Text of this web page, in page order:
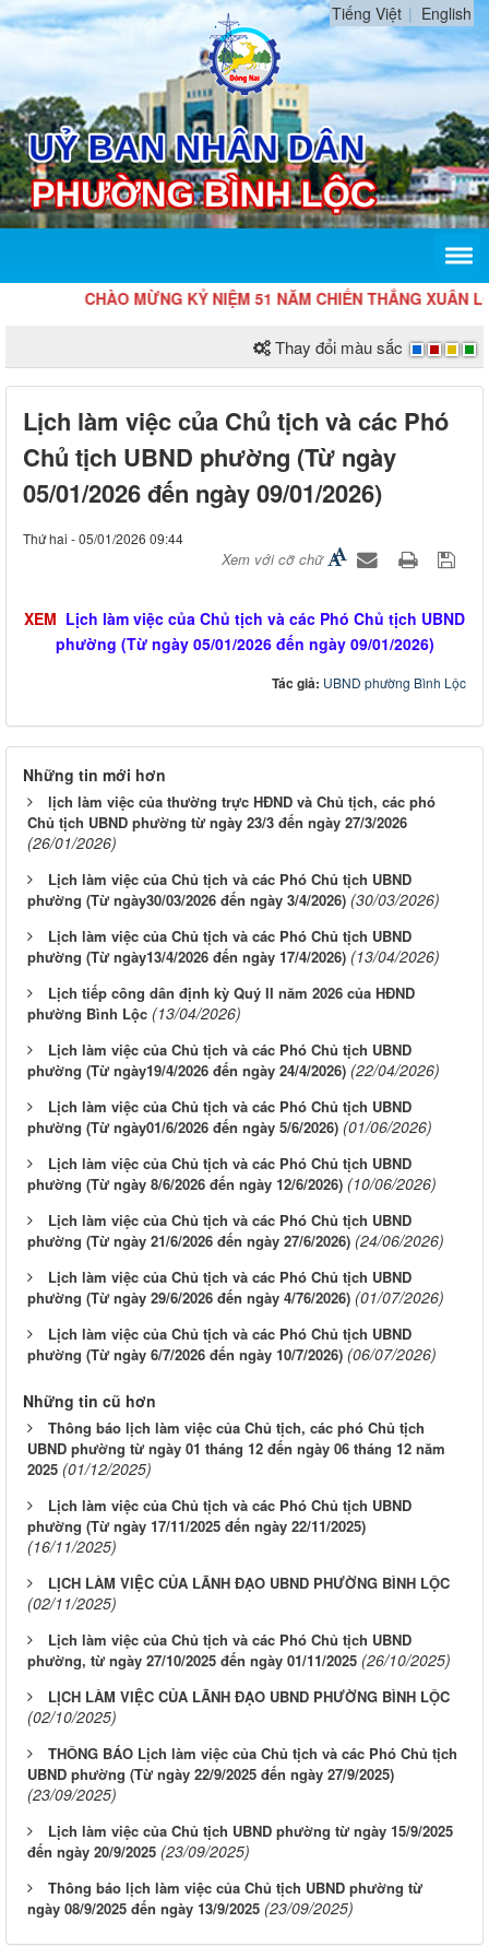
Tiếng Việt English
CHÀO MỪNG KỶ NIỆM 51 NĂM CHIẾN THẮNG XUÂN
Thay đổi màu sắc
Lịch làm việc của Chủ tịch và các Phó
Chủ tịch UBND phường (Từ ngày
05/01/2026 đến ngày 09/01/2026)
Thứ hai - 05/01/2026 09:44
Xem với cỡ chữ
XEM Lịch làm việc của Chủ tịch và các Phó Chủ tịch UBND
phường (Từ ngày 05/01/2026 đến ngày 09/01/2026)
Tác giả: UBND phường Bình Lộc
Những tin mới hơn
lịch làm việc của thường trực HĐND và Chủ tịch, các phó
Chủ tịch UBND phường từ ngày 23/3 đến ngày 27/3/2026
(26/01/2026)
Lịch làm việc của Chủ tịch và các Phó Chủ tịch UBND
phường (Từ ngày30/03/2026 đến ngày 3/4/2026) (30/03/2026)
Lịch làm việc của Chủ tịch và các Phó Chủ tịch UBND
phường (Từ ngày13/4/2026 đến ngày 17/4/2026) (13/04/2026)
Lịch tiếp công dân định kỳ Quý II năm 2026 của HĐND
phường Bình Lộc (13/04/2026)
Lịch làm việc của Chủ tịch và các Phó Chủ tịch UBND
phường (Từ ngày19/4/2026 đến ngày 24/4/2026) (22/04/2026)
Lịch làm việc của Chủ tịch và các Phó Chủ tịch UBND
phường (Từ ngày01/6/2026 đến ngày 5/6/2026) (01/06/2026)
Lịch làm việc của Chủ tịch và các Phó Chủ tịch UBND
phường (Từ ngày 8/6/2026 đến ngày 12/6/2026) (10/06/2026)
Lịch làm việc của Chủ tịch và các Phó Chủ tịch UBND
phường (Từ ngày 21/6/2026 đến ngày 27/6/2026) (24/06/2026)
Lịch làm việc của Chủ tịch và các Phó Chủ tịch UBND
phường (Từ ngày 29/6/2026 đến ngày 4/76/2026) (01/07/2026)
Lịch làm việc của Chủ tịch và các Phó Chủ tịch UBND
phường (Từ ngày 6/7/2026 đến ngày 10/7/2026) (06/07/2026)
Những tin cũ hơn
Thông báo lịch làm việc của Chủ tịch, các phó Chủ tịch
UBND phường từ ngày 01 tháng 12 đến ngày 06 tháng 12 năm
2025 (01/12/2025)
Lịch làm việc của Chủ tịch và các Phó Chủ tịch UBND
phường (Từ ngày 17/11/2025 đến ngày 22/11/2025)
(16/11/2025)
LỊCH LÀM VIỆC CỦA LÃNH ĐẠO UBND PHƯỜNG BÌNH LỘC
(02/11/2025)
Lịch làm việc của Chủ tịch và các Phó Chủ tịch UBND
phường, từ ngày 27/10/2025 đến ngày 01/11/2025 (26/10/2025)
LỊCH LÀM VIỆC CỦA LÃNH ĐẠO UBND PHƯỜNG BÌNH LỘC
(02/10/2025)
THÔNG BÁO Lịch làm việc của Chủ tịch và các Phó Chủ tịch
UBND phường (Từ ngày 22/9/2025 đến ngày 27/9/2025)
(23/09/2025)
Lịch làm việc của Chủ tịch UBND phường từ ngày 15/9/2025
đến ngày 20/9/2025 (23/09/2025)
Thông báo lịch làm việc của Chủ tịch UBND phường từ
ngày 08/9/2025 đến ngày 13/9/2025 (23/09/2025)